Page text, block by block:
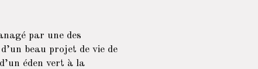
par une des
beau projet de vie de
éden vert à la